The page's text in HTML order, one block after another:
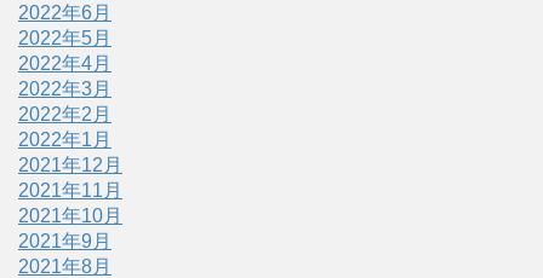
2022年6月
2022年5月
2022年4月
2022年3月
2022年2月
2022年1月
2021年12月
2021年11月
2021年10月
2021年9月
2021年8月